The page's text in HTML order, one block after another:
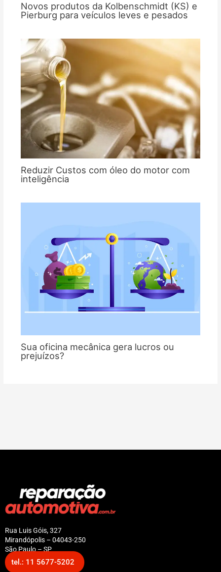
Novos produtos da Kolbenschmidt (KS) e
Pierburg para veículos leves e pesados
Reduzir Custos com óleo do motor com
inteligência
Sua oficina mecânica gera lucros ou
prejuízos?
Rua Luis Góis, 327
Mirandópolis – 04043-250
São Paulo – SP
tel.: 11 5677-5202